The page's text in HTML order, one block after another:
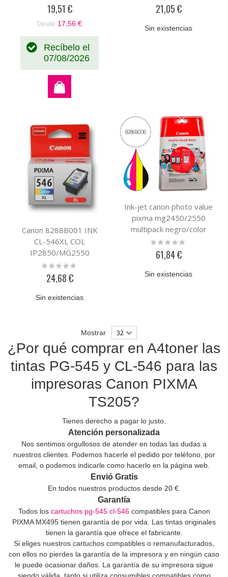
19,51 €
Desde 17,56 €
Recíbelo el
07/08/2026
21,05 €
Sin existencias
Canon 8288B001 INK
CL-546XL COL
IP2850/MG2550
Rating:
24,68 €
Sin existencias
Ink-jet canon photo value
pixma mg2450/2550
multipack negro/color
pg545xl+ cl546xl +50
hojas papel foto 10x15
cm
Rating:
61,84 €
Sin existencias
Mostrar
¿Por qué comprar en A4toner las
tintas PG-545 y CL-546 para las
impresoras Canon PIXMA
TS205?
Tienes derecho a pagar lo justo.
Atención personalizada
Nos sentimos orgullosos de atender en todas las dudas a
nuestros clientes. Podemos hacerle el pedido por teléfono, por
email, o podemos indicarle como hacerlo en la página web.
Envió Gratis
En todos nuestros productos desde 20 €.
Garantía
Todos los cartuchos pg-545 cl-546compatibles para Canon
PIXMA MX495 tienen garantía de por vida. Las tintas originales
tienen la garantía que ofrece el fabricante.
Si eliges nuestros cartuchos compatibles o remanufacturados,
con ellos no pierdes la garantía de la impresora y en ningún caso
le puede ocasionar daños. La garantía de su impresora sigue